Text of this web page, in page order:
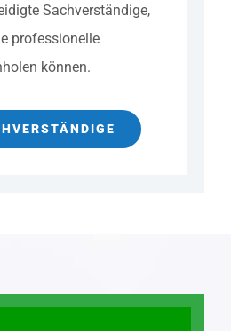
Sachverständige,
professionelle
können.